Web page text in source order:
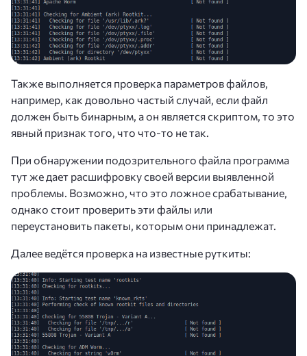
Также выполняется проверка параметров файлов,
например, как довольно частый случай, если файл
должен быть бинарным, а он является скриптом, то это
явный признак того, что что-то не так.
При обнаружении подозрительного файла программа
тут же дает расшифровку своей версии выявленной
проблемы. Возможно, что это ложное срабатывание,
однако стоит проверить эти файлы или
переустановить пакеты, которым они принадлежат.
Далее ведётся проверка на известные руткиты: